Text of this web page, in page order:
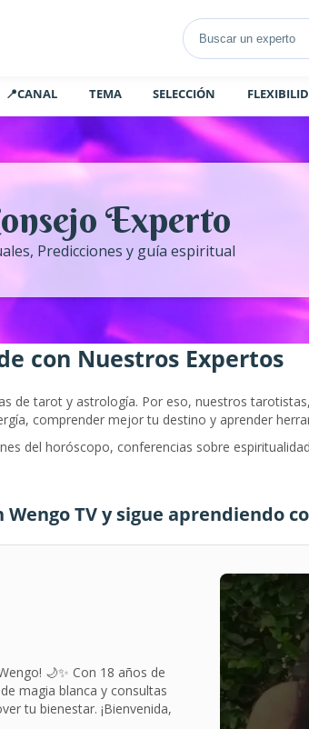
📍CANAL TEMA SELECCIÓN
Experto
Predicciones y guía espiritual
con Nuestros Expertos
de tarot y astrología. Por eso, nuestros
comprender mejor tu destino y aprender
del horóscopo, conferencias sobre
TV y sigue aprendiendo
🌙✨ Con 18 años de
magia blanca y consultas
tu bienestar. ¡Bienvenida,